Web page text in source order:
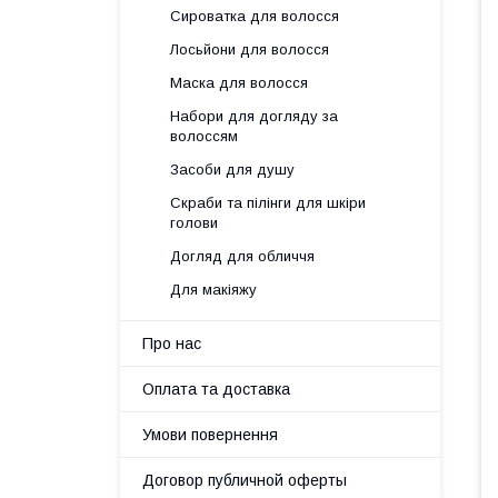
Сироватка для волосся
Лосьйони для волосся
Маска для волосся
Набори для догляду за
волоссям
Засоби для душу
Скраби та пілінги для шкіри
голови
Догляд для обличчя
Для макіяжу
Про нас
Оплата та доставка
Умови повернення
Договор публичной оферты